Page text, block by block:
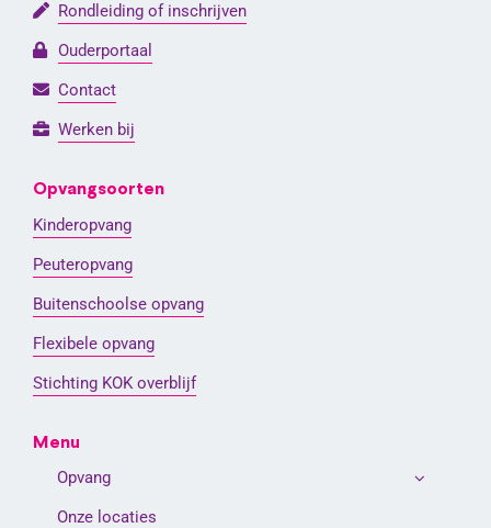
Rondleiding of inschrijven
Ouderportaal
Contact
Werken bij
Opvangsoorten
Kinderopvang
Peuteropvang
Buitenschoolse opvang
Flexibele opvang
Stichting KOK overblijf
Menu
Opvang
Onze locaties